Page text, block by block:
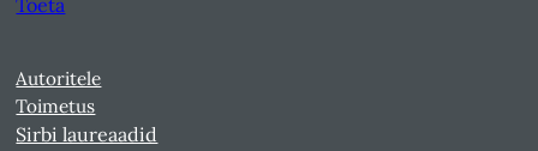
Autoritele
Toimetus
Sirbi laureaadid